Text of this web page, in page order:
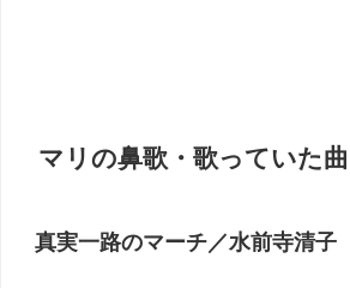
マリの鼻歌・歌っていた曲
真実一路のマーチ／水前寺清子